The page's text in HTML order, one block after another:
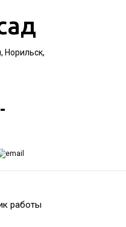
Норильск,
работы